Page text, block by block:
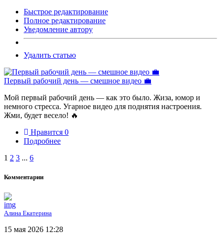
Быстрое редактирование
Полное редактирование
Уведомление автору
Удалить статью
Первый рабочий день — смешное видео 💼
Мой первый рабочий день — как это было. Жиза, юмор и
немного стресса. Угарное видео для поднятия настроения.
Жми, будет весело! 🔥
Нравится 0
Подробнее
1 2 3 ... 6
Комментарии
Алина Екатерина
15 мая 2026 12:28